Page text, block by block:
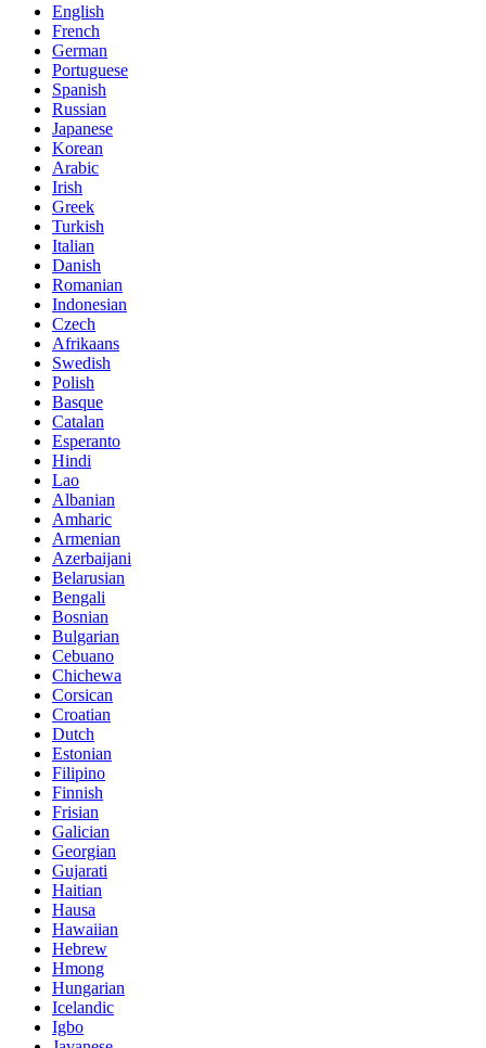
English
French
German
Portuguese
Spanish
Russian
Japanese
Korean
Arabic
Irish
Greek
Turkish
Italian
Danish
Romanian
Indonesian
Czech
Afrikaans
Swedish
Polish
Basque
Catalan
Esperanto
Hindi
Lao
Albanian
Amharic
Armenian
Azerbaijani
Belarusian
Bengali
Bosnian
Bulgarian
Cebuano
Chichewa
Corsican
Croatian
Dutch
Estonian
Filipino
Finnish
Frisian
Galician
Georgian
Gujarati
Haitian
Hausa
Hawaiian
Hebrew
Hmong
Hungarian
Icelandic
Igbo